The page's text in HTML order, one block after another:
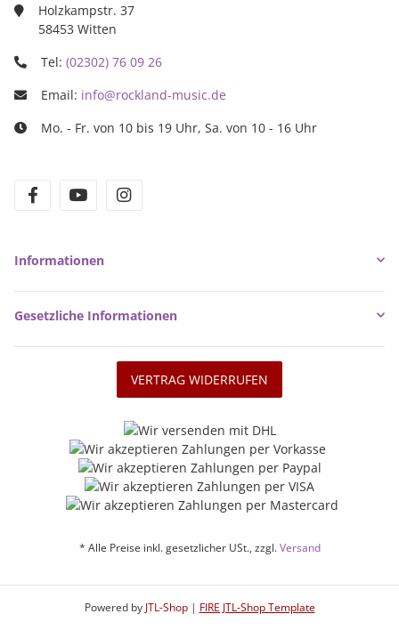
Holzkampstr. 37
58453 Witten
Tel: (02302) 76 09 26
Email: info@rockland-music.de
Mo. - Fr. von 10 bis 19 Uhr, Sa. von 10 - 16 Uhr
facebookyoutube
Informationen
Gesetzliche Informationen
VERTRAG WIDERRUFEN
* Alle Preise inkl. gesetzlicher USt., zzgl.Versand
Powered by JTL-Shop | FIRE JTL-Shop Template